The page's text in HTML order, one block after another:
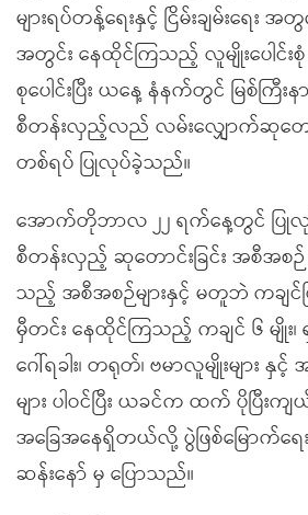
များရပ်တန့်ရေးနှင့် ငြိမ်းချမ်းရေး
အတွင်း နေထိုင်ကြသည့် လူမျိုးပေါင်းစုံ
စုပေါင်းပြီး ယနေ့ နံနက်တွင် မြစ်ကြီးနာ
စီတန်းလှည့်လည် လမ်းလျှောက်ဆုတ
တစ်ရပ် ပြုလုပ်ခဲ့သည်။
အောက်တိုဘာလ ၂၂ ရက်နေ့တွင် ပြုလုပ်
စီတန်းလှည့် ဆုတောင်းခြင်း အစီအစ
သည့် အစီအစဉ်များနှင့် မတူဘဲ ကချ
မှီတင်း နေထိုင်ကြသည့် ကချင် ၆ မျိုး၊ ရှ
ဂေါ်ရခါး၊ တရုတ်၊ ဗမာလူမျိုးများ
များ ပါဝင်ပြီး ယခင်က ထက် ပိုပြီးက
အခြေအနေရှိတယ်လို့ ပွဲဖြစ်မြောက်ရေ
ဆန်းနော် မှ ပြောသည်။